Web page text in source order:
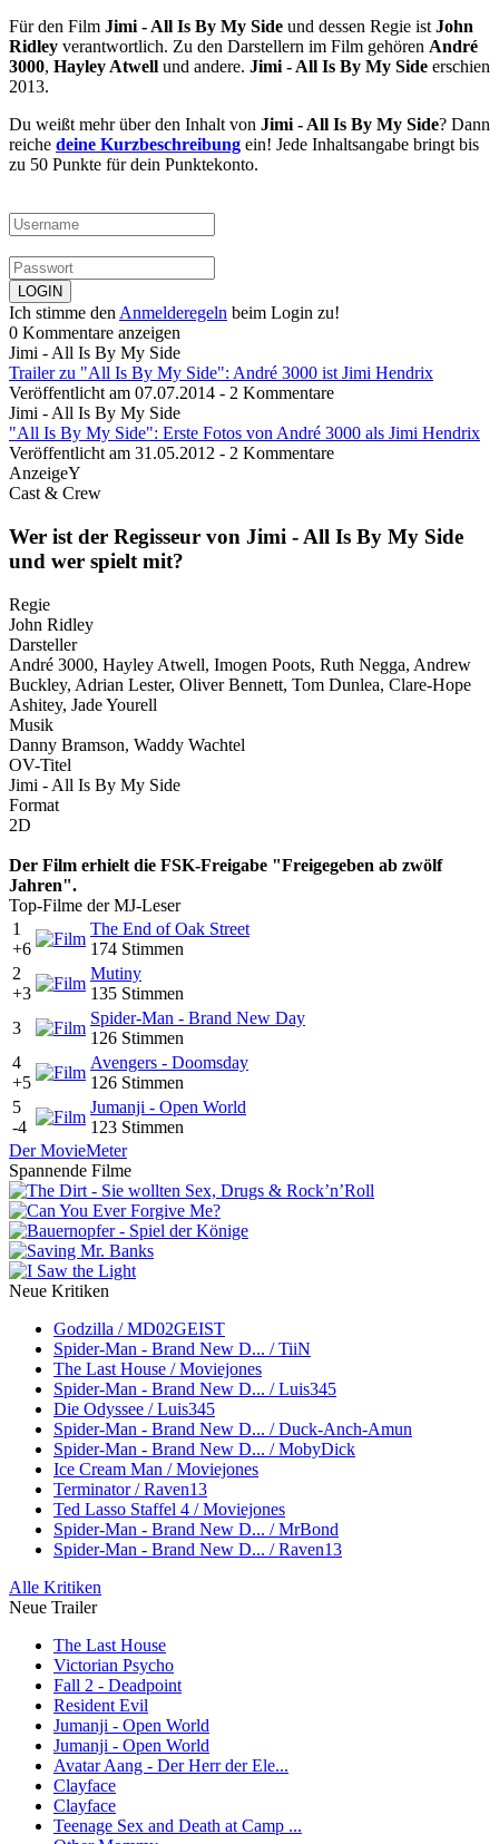
Für den Film Jimi - All Is By My Side und dessen Regie ist John
Ridley verantwortlich. Zu den Darstellern im Film gehören André
3000, Hayley Atwell und andere. Jimi - All Is By My Side erschien
2013.
Du weißt mehr über den Inhalt von Jimi - All Is By My Side? Dann
reiche deine Kurzbeschreibung ein! Jede Inhaltsangabe bringt bis
zu 50 Punkte für dein Punktekonto.
Ich stimme den Anmelderegeln beim Login zu!
0 Kommentare anzeigen
Jimi - All Is By My Side
Trailer zu "All Is By My Side": André 3000 ist Jimi Hendrix
Veröffentlicht am 07.07.2014 - 2 Kommentare
Jimi - All Is By My Side
"All Is By My Side": Erste Fotos von André 3000 als Jimi Hendrix
Veröffentlicht am 31.05.2012 - 2 Kommentare
AnzeigeY
Cast & Crew
Wer ist der Regisseur von Jimi - All Is By My Side
und wer spielt mit?
Regie
John Ridley
Darsteller
André 3000, Hayley Atwell, Imogen Poots, Ruth Negga, Andrew
Buckley, Adrian Lester, Oliver Bennett, Tom Dunlea, Clare-Hope
Ashitey, Jade Yourell
Musik
Danny Bramson, Waddy Wachtel
OV-Titel
Jimi - All Is By My Side
Format
2D
Der Film erhielt die FSK-Freigabe "Freigegeben ab zwölf
Jahren".
Top-Filme der MJ-Leser
1
+6
The End of Oak Street
174 Stimmen
2
+3
Mutiny
135 Stimmen
3
Spider-Man - Brand New Day
126 Stimmen
4
+5
Avengers - Doomsday
126 Stimmen
5
-4
Jumanji - Open World
123 Stimmen
Der MovieMeter
Spannende Filme
Neue Kritiken
Godzilla / MD02GEIST
Spider-Man - Brand New D... / TiiN
The Last House / Moviejones
Spider-Man - Brand New D... / Luis345
Die Odyssee / Luis345
Spider-Man - Brand New D... / Duck-Anch-Amun
Spider-Man - Brand New D... / MobyDick
Ice Cream Man / Moviejones
Terminator / Raven13
Ted Lasso Staffel 4 / Moviejones
Spider-Man - Brand New D... / MrBond
Spider-Man - Brand New D... / Raven13
Alle Kritiken
Neue Trailer
The Last House
Victorian Psycho
Fall 2 - Deadpoint
Resident Evil
Jumanji - Open World
Jumanji - Open World
Avatar Aang - Der Herr der Ele...
Clayface
Clayface
Teenage Sex and Death at Camp ...